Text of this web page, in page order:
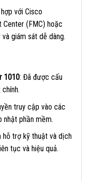
với Cisco
Center (FMC) hoặc
giám sát dễ dàng.
1010: Đã được cấu
truy cập vào các
nhật phần mềm.
hỗ trợ kỹ thuật và dịch
tục và hiệu quả.